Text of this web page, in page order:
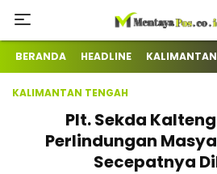
Terkini
BERANDA HEADLINE
KALIMANTAN TENGAH
Plt. Sekda
Perlindungan
Secepatnya